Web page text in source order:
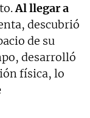
Al llegar a
descubrió
de su
desarrolló
física, lo